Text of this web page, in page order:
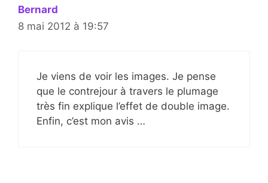
Bernard
8 mai 2012 à 19:57
Je viens de voir les images. Je pense
que le contrejour à travers le plumage
très fin explique l’effet de double image.
Enfin, c’est mon avis …